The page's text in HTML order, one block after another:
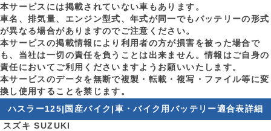
本サービスには掲載されていない車もあります。
車名、排気量、エンジン型式、年式が同一でもバッテリーの形式
が異なる場合がありますのでご注意ください。
本サービスの掲載情報により利用者の方が損害を被った場合で
も、当社は一切の責任を負うことは出来ません。情報はご自身の
責任においてご利用くださいますようお願いいたします。
本サービスのデータを無断で複製・転載・複写・ファイル等に変
換し使用することを禁じます。
ハスラー125|国産バイク|車・バイク用バッテリー適合表詳細
スズキ SUZUKI